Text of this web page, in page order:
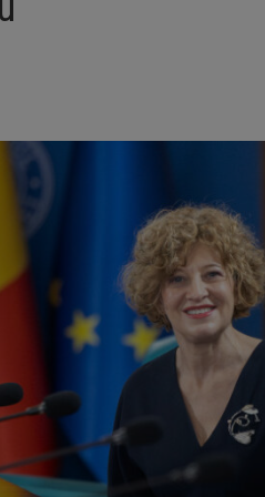
examenul de medic specialist.
regulile pentru capsulele de